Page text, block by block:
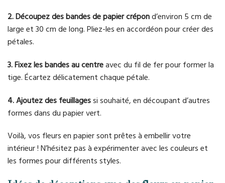
2. Découpez des bandes de papier crépond’environ 5 cm de
large et 30 cm de long. Pliez-les en accordéon pour créer des
pétales.
3. Fixez les bandes au centreavec du fil de fer pour former la
tige. Écartez délicatement chaque pétale.
4. Ajoutez des feuillagessi souhaité, en découpant d’autres
formes dans du papier vert.
Voilà, vos fleurs en papier sont prêtes à embellir votre
intérieur ! N’hésitez pas à expérimenter avec les couleurs et
les formes pour différents styles.